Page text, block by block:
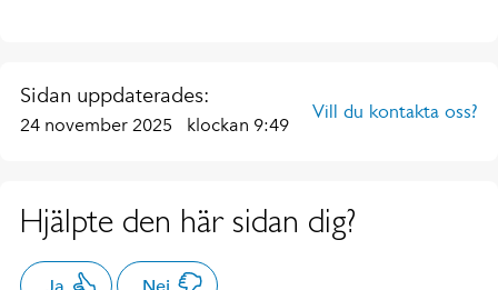
Sidan uppdaterades:
24 november 2025 klockan 9:49
Vill du kontakta oss?
Hjälpte den här sidan dig?